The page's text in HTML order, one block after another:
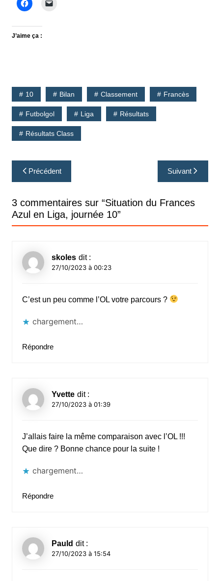
J’aime ça :
10 Bilan Classement Francès
Futbolgol Liga Résultats
Résultats Class
Navigation
de
l’article
Précédent Suivant
3 commentaires sur “Situation du Frances
Azul en Liga, journée 10”
skoles dit :
27/10/2023 à 00:23
C’est un peu comme l’OL votre parcours ?
chargement…
Répondre
Yvette dit :
27/10/2023 à 01:39
J’allais faire la même comparaison avec l’OL !!!
Que dire ? Bonne chance pour la suite !
chargement…
Répondre
Pauld dit :
27/10/2023 à 15:54